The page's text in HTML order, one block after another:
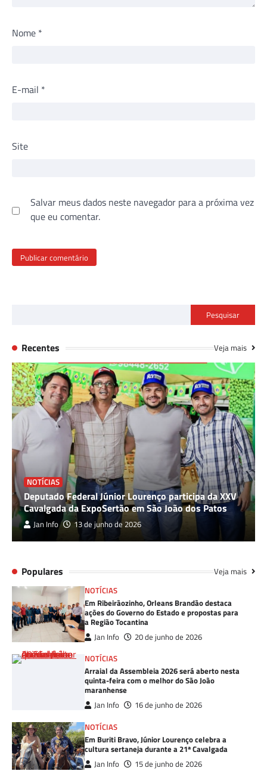
Nome *
E-mail *
Site
Salvar meus dados neste navegador para a próxima vez
que eu comentar.
Pesquisar
Recentes Veja mais
NOTÍCIAS
Deputado Federal Júnior Lourenço participa da XXV
Cavalgada da ExpoSertão em São João dos Patos
Jan Info 13 de junho de 2026
Populares Veja mais
NOTÍCIAS
Em Ribeirãozinho, Orleans Brandão destaca
ações do Governo do Estado e propostas para
a Região Tocantina
Jan Info
20 de junho de 2026
NOTÍCIAS
Arraial da Assembleia 2026 será aberto nesta
quinta-feira com o melhor do São João
maranhense
Jan Info
16 de junho de 2026
NOTÍCIAS
Em Buriti Bravo, Júnior Lourenço celebra a
cultura sertaneja durante a 21ª Cavalgada
Jan Info
15 de junho de 2026